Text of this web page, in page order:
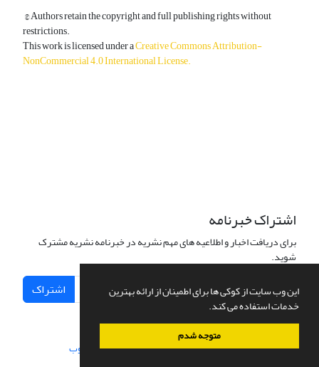
این وب سایت از کوکی ها برای اطمینان از ارائه بهترین
خدمات استفاده می کند.
متوجه شدم
© Authors retain the copyright and full publishing rights without
restrictions.
This work is licensed under aCreative Commons Attribution-
NonCommercial 4.0 International License.
اشتراک خبرنامه
برای دریافت اخبار و اطلاعیه های مهم نشریه در خبرنامه نشریه مشترک
شوید.
اشتراک
سامانه مدیریت نشریات علمی.طراحی و پیاده سازی از سیناوب